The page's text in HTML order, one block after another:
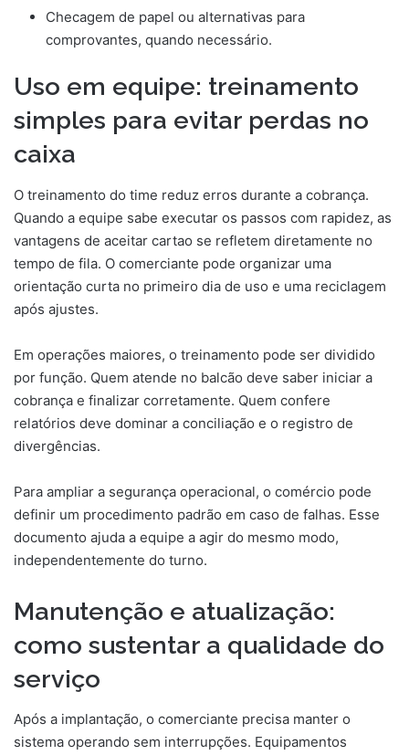
Checagem de papel ou alternativas para
comprovantes, quando necessário.
Uso em equipe: treinamento
simples para evitar perdas no
caixa
O treinamento do time reduz erros durante a cobrança.
Quando a equipe sabe executar os passos com rapidez, as
vantagens de aceitar cartao se refletem diretamente no
tempo de fila. O comerciante pode organizar uma
orientação curta no primeiro dia de uso e uma reciclagem
após ajustes.
Em operações maiores, o treinamento pode ser dividido
por função. Quem atende no balcão deve saber iniciar a
cobrança e finalizar corretamente. Quem confere
relatórios deve dominar a conciliação e o registro de
divergências.
Para ampliar a segurança operacional, o comércio pode
definir um procedimento padrão em caso de falhas. Esse
documento ajuda a equipe a agir do mesmo modo,
independentemente do turno.
Manutenção e atualização:
como sustentar a qualidade do
serviço
Após a implantação, o comerciante precisa manter o
sistema operando sem interrupções. Equipamentos